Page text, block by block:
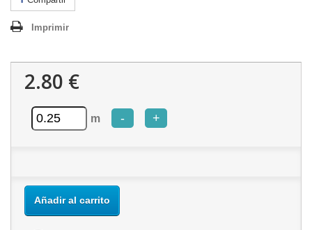
Imprimir
2.80 €
m - +
Añadir al carrito